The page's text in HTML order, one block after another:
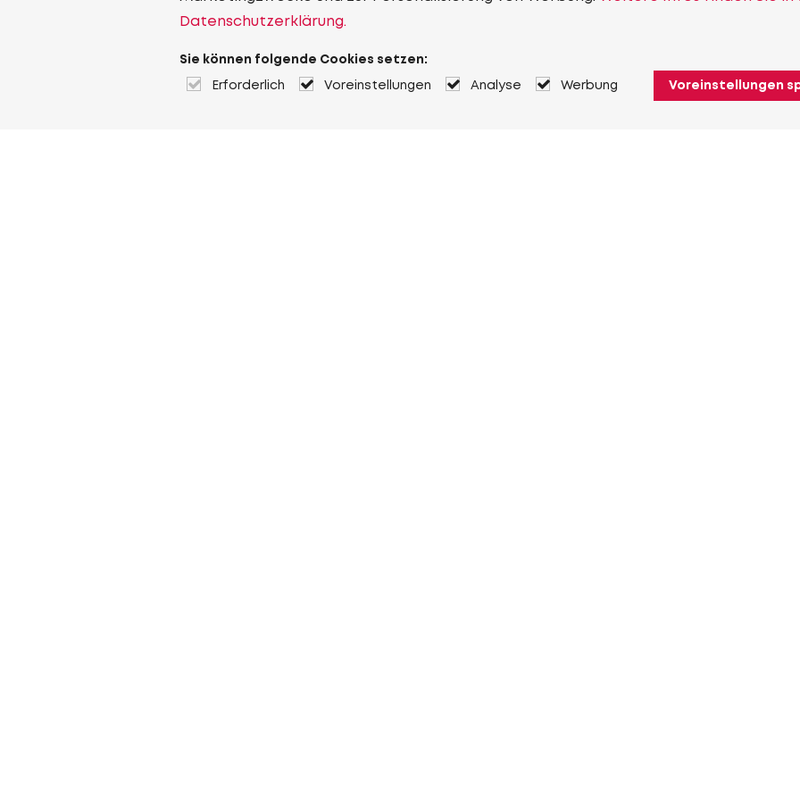
Datenschutzerklärung.
Sie können folgende Cookies setzen:
Erforderlich Voreinstellungen Analyse Werbung Voreinstellungen